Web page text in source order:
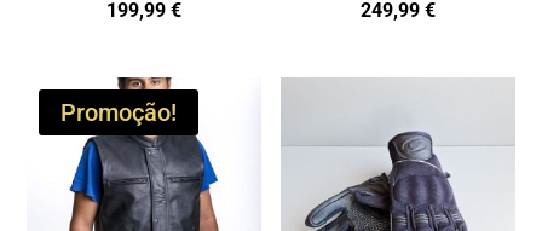
199,99€ 249,99 €
Promoção!